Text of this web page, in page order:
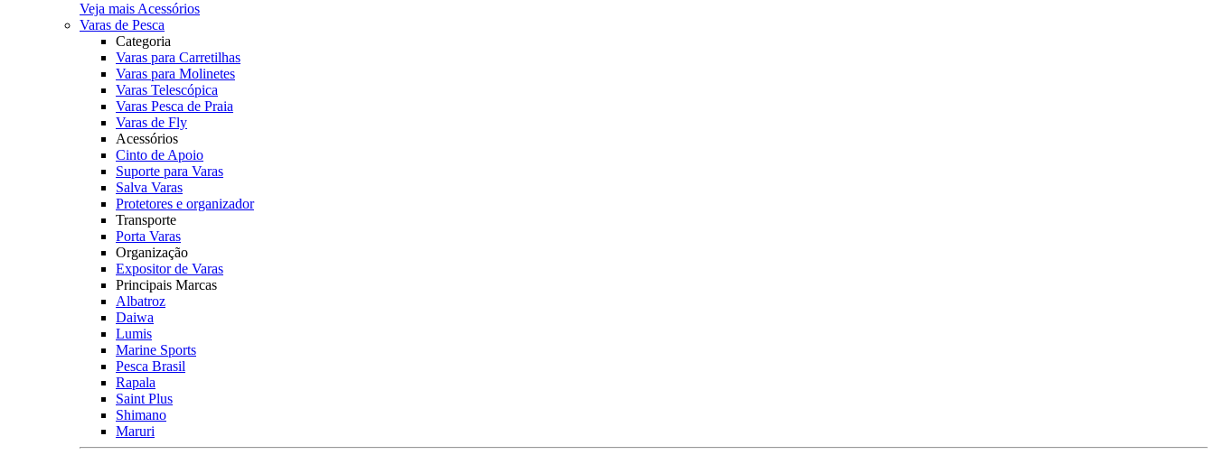
Veja mais Acessórios
Varas de Pesca
Categoria
Varas para Carretilhas
Varas para Molinetes
Varas Telescópica
Varas Pesca de Praia
Varas de Fly
Acessórios
Cinto de Apoio
Suporte para Varas
Salva Varas
Protetores e organizador
Transporte
Porta Varas
Organização
Expositor de Varas
Principais Marcas
Albatroz
Daiwa
Lumis
Marine Sports
Pesca Brasil
Rapala
Saint Plus
Shimano
Maruri